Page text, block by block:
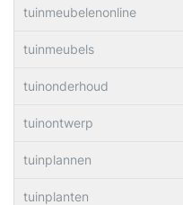
tuinmeubelenonline
tuinmeubels
tuinonderhoud
tuinontwerp
tuinplannen
tuinplanten